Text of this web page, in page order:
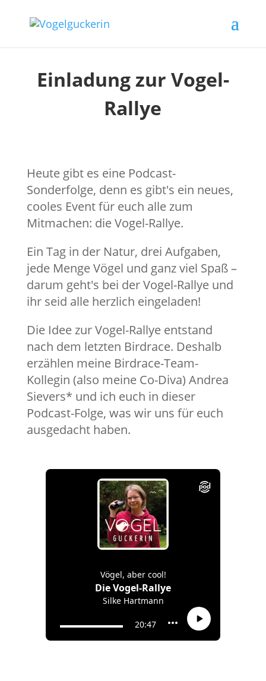
Einladung zur Vogel-
Rallye
Heute gibt es eine Podcast-
Sonderfolge, denn es gibt's ein neues,
cooles Event für euch alle zum
Mitmachen: die Vogel-Rallye.
Ein Tag in der Natur, drei Aufgaben,
jede Menge Vögel und ganz viel Spaß –
darum geht's bei der Vogel-Rallye und
ihr seid alle herzlich eingeladen!
Die Idee zur Vogel-Rallye entstand
nach dem letzten Birdrace. Deshalb
erzählen meine Birdrace-Team-
Kollegin (also meine Co-Diva) Andrea
Sievers* und ich euch in dieser
Podcast-Folge, was wir uns für euch
ausgedacht haben.